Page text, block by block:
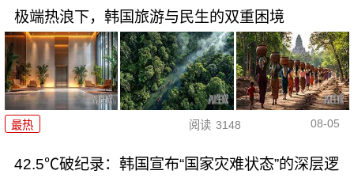
极端热浪下，韩国旅游与民生的双重困境
最热 阅读 3148 08-05
42.5℃破纪录：韩国宣布“国家灾难状态”的深层逻